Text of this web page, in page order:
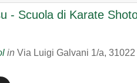
- Scuola di Karate
in Via Luigi Galvani 1/a, 31022